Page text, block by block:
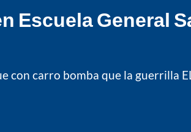
Escuela General
con carro bomba que la guerrilla